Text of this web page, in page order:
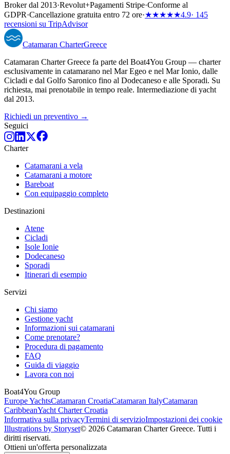
Broker dal 2013·Revolut+Pagamenti Stripe·Conforme al
GDPR·Cancellazione gratuita entro 72 ore·★★★★★4.9· 145
recensioni su TripAdvisor
Catamaran CharterGreece
Catamaran Charter Greece fa parte del Boat4You Group — charter
esclusivamente in catamarano nel Mar Egeo e nel Mar Ionio, dalle
Cicladi e dal Golfo Saronico fino al Dodecaneso e alle Sporadi. Su
richiesta, mai prenotabile in tempo reale. Intermediazione di yacht
dal 2013.
Richiedi un preventivo →
Seguici
Charter
Catamarani a vela
Catamarani a motore
Bareboat
Con equipaggio completo
Destinazioni
Atene
Cicladi
Isole Ionie
Dodecaneso
Sporadi
Itinerari di esempio
Servizi
Chi siamo
Gestione yacht
Informazioni sui catamarani
Come prenotare?
Procedura di pagamento
FAQ
Guida di viaggio
Lavora con noi
Boat4You Group
Europe YachtsCatamaran CroatiaCatamaran ItalyCatamaran
CaribbeanYacht Charter Croatia
Informativa sulla privacyTermini di servizioImpostazioni dei cookie
Illustrations by Storyset© 2026 Catamaran Charter Greece. Tutti i
diritti riservati.
Ottieni un'offerta personalizzata